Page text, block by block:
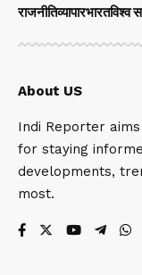
राजनीतिव्यापारभारतविश्व
About US
Indi Reporter
for staying
developments,
most.